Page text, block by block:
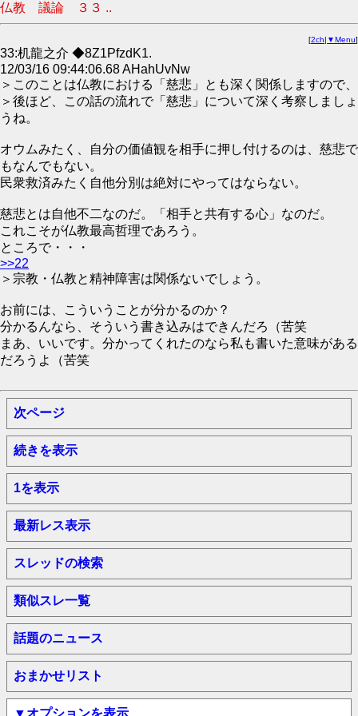
仏教 議論 ３３ ..
[2ch| ▼Menu]
33:机龍之介 ◆8Z1PfzdK1.
12/03/16 09:44:06.68 AHahUvNw
＞このことは仏教における「慈悲」とも深く関係しますので、
＞後ほど、この話の流れで「慈悲」について深く考察しましょ
うね。
オウムみたく、自分の価値観を相手に押し付けるのは、慈悲で
もなんでもない。
民衆救済みたく自他分別は絶対にやってはならない。
慈悲とは自他不二なのだ。「相手と共有する心」なのだ。
これこそが仏教最高哲理であろう。
ところで・・・
>>22
＞宗教・仏教と精神障害は関係ないでしょう。
お前には、こういうことが分かるのか？
分かるんなら、そういう書き込みはできんだろ（苦笑
まあ、いいです。分かってくれたのなら私も書いた意味がある
だろうよ（苦笑
次ページ
続きを表示
1を表示
最新レス表示
スレッドの検索
類似スレ一覧
話題のニュース
おまかせリスト
▼オプションを表示